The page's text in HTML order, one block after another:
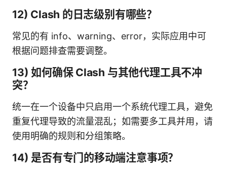
12) Clash 的日志级别有哪些？
常见的有 info、warning、error，实际应用中可
根据问题排查需要调整。
13) 如何确保 Clash 与其他代理工具不冲
突？
统一在一个设备中只启用一个系统代理工具，避免
重复代理导致的流量混乱；如需要多工具并用，请
使用明确的规则和分组策略。
14) 是否有专门的移动端注意事项？